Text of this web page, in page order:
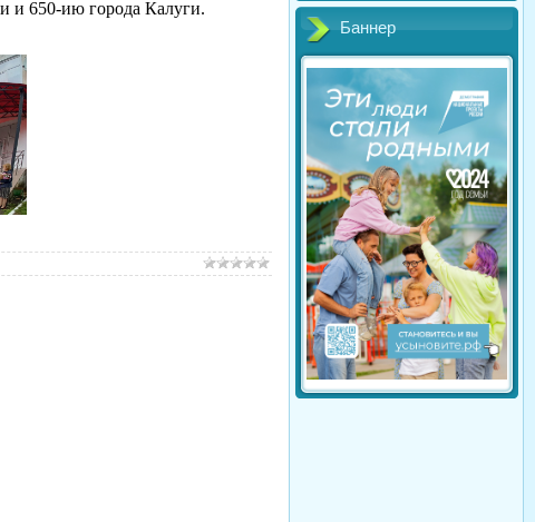
и 650-ию города Калуги.
Баннер